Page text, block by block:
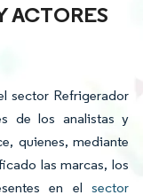
ACTORES
sector Refrigerador
de los analistas y
quienes, mediante
las marcas, los
en el sector